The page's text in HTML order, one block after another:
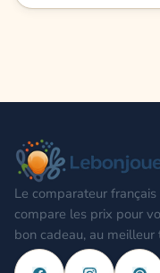
Le comparateur
compare les prix pour
bon cadeau, au meilleur